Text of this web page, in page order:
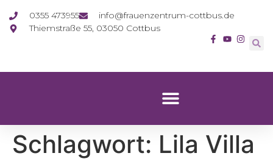
0355 473955
info@frauenzentrum-cottbus.de
Thiemstraße 55, 03050 Cottbus
Schlagwort: Lila Villa